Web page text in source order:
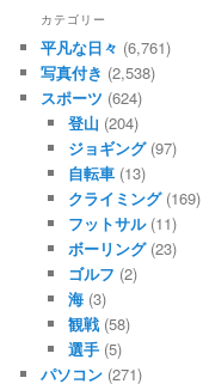
カテゴリー
平凡な日々 (6,761)
写真付き (2,538)
スポーツ (624)
登山 (204)
ジョギング(97)
自転車(13)
クライミング(169)
フットサル(11)
ボーリング(23)
ゴルフ (2)
海(3)
観戦(58)
選手(5)
パソコン (271)